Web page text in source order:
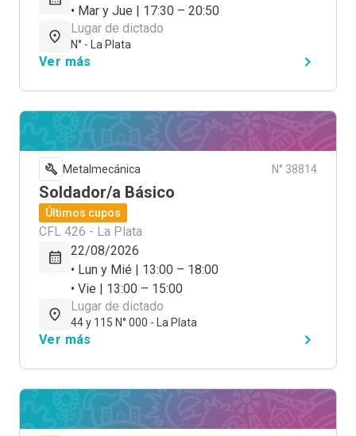
• Mar y Jue | 17:30 – 20:50
Lugar de dictado
N° - La Plata
Ver más
Metalmecánica N° 38814
Soldador/a Básico
Últimos cupos
CFL 426 - La Plata
22/08/2026
• Lun y Mié | 13:00 – 18:00
• Vie | 13:00 – 15:00
Lugar de dictado
44 y 115 N° 000 - La Plata
Ver más